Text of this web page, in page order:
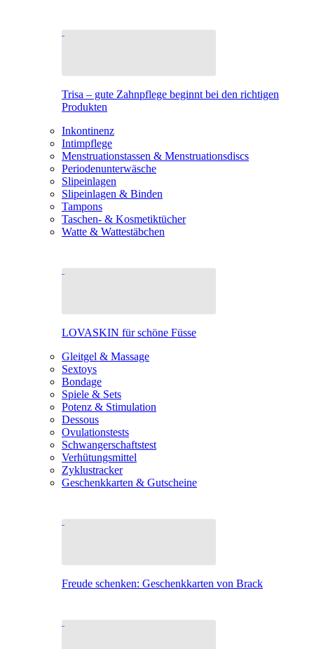
Trisa – gute Zahnpflege beginnt bei den richtigen
Produkten
Inkontinenz
Intimpflege
Menstruationstassen & Menstruationsdiscs
Periodenunterwäsche
Slipeinlagen
Slipeinlagen & Binden
Tampons
Taschen- & Kosmetiktücher
Watte & Wattestäbchen
LOVASKIN für schöne Füsse
Gleitgel & Massage
Sextoys
Bondage
Spiele & Sets
Potenz & Stimulation
Dessous
Ovulationstests
Schwangerschaftstest
Verhütungsmittel
Zyklustracker
Geschenkkarten & Gutscheine
Freude schenken: Geschenkkarten von Brack